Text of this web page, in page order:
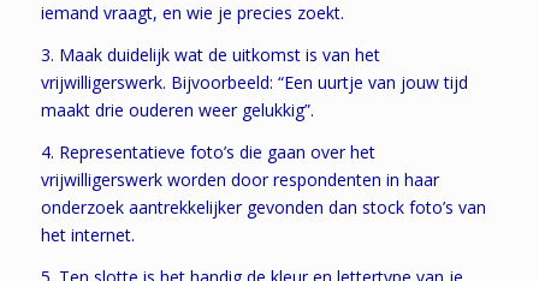
iemand vraagt, en wie je precies zoekt.
3. Maak duidelijk wat de uitkomst is van het
vrijwilligerswerk. Bijvoorbeeld: “Een uurtje van jouw tijd
maakt drie ouderen weer gelukkig”.
4. Representatieve foto’s die gaan over het
vrijwilligerswerk worden door respondenten in haar
onderzoek aantrekkelijker gevonden dan stock foto’s van
het internet.